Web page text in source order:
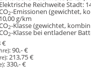
Elektrische Reichweite Stadt:
2-Emissionen (gewichtet,
10,00 g/km
2-Klasse (gewichtet,
2-Klasse bei entladener
€
:90,- €
:213,75 €
:330,- €